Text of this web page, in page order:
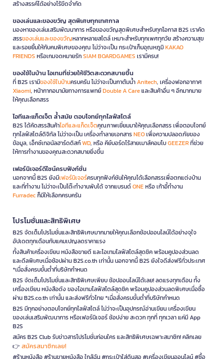
สร้างสรรค์ได้อย่างไร้ขีดจำกัด
ของเล่นและของขวัญ สุดพิเศษทุกเทศกาล
มองหาของเล่นเสริมพัฒนาการ หรือของขวัญสุดพิเศษสำหรับทุกโอกาส B2S เราคัด
สรรของเล่นและของขวัญหลากหลายสไตล์ เหมาะสำหรับทุกเพศทุกวัย สร้างความสุข
และรอยยิ้มให้กับคนพิเศษของคุณ ไม่ว่าจะเป็น กระเป๋าเก็บอุณหภูมิKAKAO
FRIENDS หรือเกมจดหมายรักSIAM BOARDGAMES เรามีครบ!
ของใช้ในบ้าน ไอเทมที่ช่วยให้ชีวิตสะดวกสบายขึ้น
ที่ B2S เรามีของใช้ในบ้านครบครัน ไม่ว่าจะเป็นกาต้มน้ำAnitech, เครื่องฟอกอากาศ
Xiaomi, หน้ากากอนามัยทางการแพทย์Double A Careและสินค้าอื่น ๆ อีกมากมาย
ให้คุณเลือกสรร
ไอทีและแก็ดเจ็ต ล้ำสมัย ตอบโจทย์ทุกไลฟ์สไตล์
B2S ได้คัดสรรสินค้าไอทีและแก็ดเจ็ตคุณภาพเยี่ยมมาให้คุณเลือกสรร เพื่อตอบโจทย์
ทุกไลฟ์สไตล์ดิจิทัล ไม่ว่าจะเป็น เครื่องทำลายเอกสารNEOเพื่อความปลอดภัยของ
ข้อมูล, เอ็กซ์เทอนัลฮาร์ดดิสก์WD, หรือ คีย์บอร์ดไร้สายเมาส์คอมโบGEEZERที่ช่วย
ให้การทำงานของคุณสะดวกสบายยิ่งขึ้น
เฟอร์นิเจอร์ดีไซน์ครบฟังก์ชั่น
นอกจากนี้ B2S ยังมีเฟอร์นิเจอร์ครบทุกฟังก์ชันให้คุณได้เลือกสรรเพื่อตกแต่งบ้าน
และที่ทำงาน ไม่ว่าจะเป็นโต๊ะทำงานพับได้ จากแบรนด์ONEหรือ เก้าอี้ทำงาน
Furradecก็มีให้เลือกครบครัน
โปรโมชั่นและสิทธิพิเศษ
B2S จัดเต็มโปรโมชั่นและสิทธิพิเศษมากมายให้คุณเลือกช้อปออนไลน์ได้อย่างจุใจ
อัปเดตทุกเดือนกับแคมเปญลดราคาแรง
ทั้งสินค้าเครื่องเขียน หนังสือขายดี และไอเทมไลฟ์สไตล์สุดชิค พร้อมคูปองส่วนลด
และดีลพิเศษเมื่อช้อปผ่าน B2S.co.th เท่านั้น นอกจากนี้ B2S ยังใจดีส่งฟรีทั่วประเทศ
*เมื่อสั่งครบขั้นต่ำที่บริษัทกำหนด
B2S จัดเต็มโปรโมชั่นและสิทธิพิเศษเพียบ ช้อปออนไลน์ได้เลย! ลดแรงทุกเดือน ทั้ง
เครื่องเขียน หนังสือดัง ของไอเทมไลฟ์สไตล์สุดชิค พร้อมคูปองส่วนลดพิเศษเมื่อซื้อ
ผ่าน B2S.co.th เท่านั้น และส่งฟรีทั่วไทย *เมื่อสั่งครบขั้นต่ำที่บริษัทกำหนด
B2S มีทุกอย่างตอบโจทย์ทุกไลฟ์สไตล์ ไม่ว่าจะเป็นอุปกรณ์อ่านเขียน เครื่องเขียน
ของเล่นเสริมพัฒนาการ หรือเฟอร์นิเจอร์ ช้อปง่าย สะดวก ทุกที่ ทุกเวลา แค่มี App
B2S
สมัคร B2S Club รับข่าวสารโปรโมชั่นก่อนใคร และสิทธิพิเศษเฉพาะสมาชิก! คลิกเลย
👉 สมัครสมาชิกเลย!
#ร้านหนังสือ #ร้านขายหนังสือ ใกล้ฉัน #กระเป๋าใส่ดินสอ #เครื่องเขียนออนไลน์ #ซื้อ